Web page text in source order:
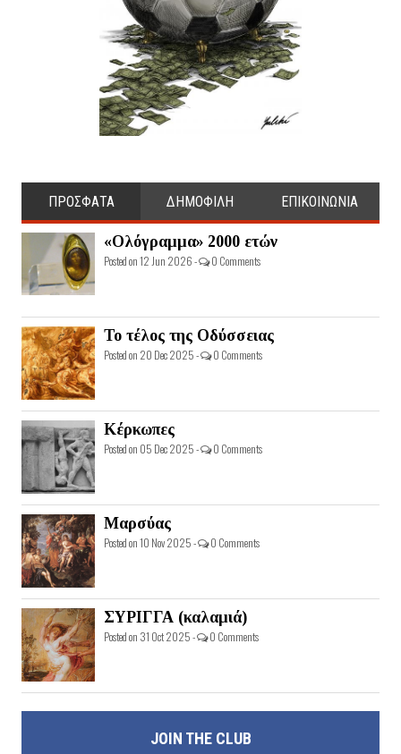
ΠΡΟΣΦΑΤΑ ΔΗΜΟΦΙΛΗ ΕΠΙΚΟΙΝΩΝΙΑ
«Ολόγραμμα» 2000 ετών
Posted on 12 Jun 2026 - 0 Comments
Το τέλος της Οδύσσειας
Posted on 20 Dec 2025 - 0 Comments
Κέρκωπες
Posted on 05 Dec 2025 - 0 Comments
Μαρσύας
Posted on 10 Nov 2025 - 0 Comments
ΣΥΡΙΓΓΑ (καλαμιά)
Posted on 31 Oct 2025 - 0 Comments
JOIN THE CLUB